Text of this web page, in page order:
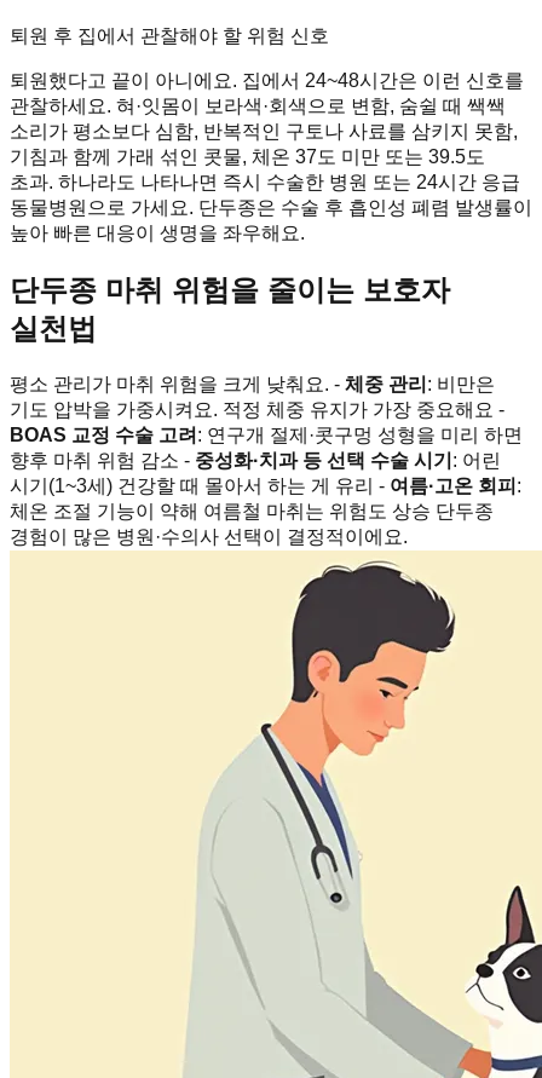
퇴원 후 집에서 관찰해야 할 위험 신호
퇴원했다고 끝이 아니에요. 집에서 24~48시간은 이런 신호를
관찰하세요. 혀·잇몸이 보라색·회색으로 변함, 숨쉴 때 쌕쌕
소리가 평소보다 심함, 반복적인 구토나 사료를 삼키지 못함,
기침과 함께 가래 섞인 콧물, 체온 37도 미만 또는 39.5도
초과. 하나라도 나타나면 즉시 수술한 병원 또는 24시간 응급
동물병원으로 가세요. 단두종은 수술 후 흡인성 폐렴 발생률이
높아 빠른 대응이 생명을 좌우해요.
단두종 마취 위험을 줄이는 보호자
실천법
평소 관리가 마취 위험을 크게 낮춰요. - 체중 관리 : 비만은
기도 압박을 가중시켜요. 적정 체중 유지가 가장 중요해요 -
BOAS 교정 수술 고려 : 연구개 절제·콧구멍 성형을 미리 하면
향후 마취 위험 감소 - 중성화·치과 등 선택 수술 시기 : 어린
시기(1~3세) 건강할 때 몰아서 하는 게 유리 - 여름·고온 회피 :
체온 조절 기능이 약해 여름철 마취는 위험도 상승 단두종
경험이 많은 병원·수의사 선택이 결정적이에요.